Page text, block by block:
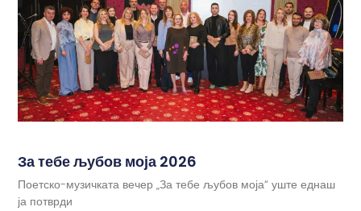
За тебе љубов моја 2026
Поетско-музичката вечер „За тебе љубов моја“ уште еднаш
ја потврди